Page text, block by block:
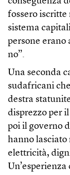
fossero iscritte
sistema
persone erano
no”.
Una seconda
sudafricani
destra
disprezzo per
poi il governo
hanno
elettricità,